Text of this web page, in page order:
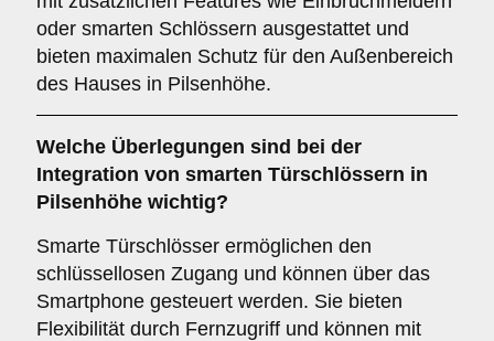
oder smarten Schlössern ausgestattet und
bieten maximalen Schutz für den Außenbereich
des Hauses in Pilsenhöhe.
Welche Überlegungen sind bei der
Integration von smarten Türschlössern in
Pilsenhöhe wichtig?
Smarte Türschlösser ermöglichen den
schlüssellosen Zugang und können über das
Smartphone gesteuert werden. Sie bieten
Flexibilität durch Fernzugriff und können mit